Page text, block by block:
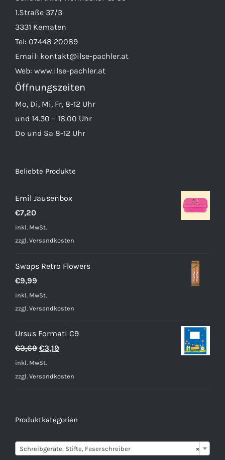
1.Straße 37/3
3331 Kematen
Tel: 07448 20089
Email: kontakt@ilse-pachler.at
Web: www.ilse-pachler.at
Öffnungszeiten
Mo, Di, Mi, Fr, 8-12 Uhr
und 14.30 – 18.00 Uhr
Do und Sa 8-12 Uhr
Beliebte Produkte
Emil Jausenbox
€7,20
inkl. MwSt.
zzgl. Versandkosten
Swaps Retro Flowers
€9,99
inkl. MwSt.
zzgl. Versandkosten
Ursus Formati C9
€3,69 Ursprünglicher
Preis
war:
€3,19
ist:
inkl. MwSt.
zzgl. Versandkosten
Produktkategorien
×
Schreibgeräte, Stifte, Faserschreiber